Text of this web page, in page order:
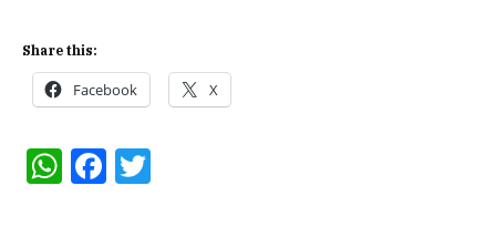
Share this:
Facebook X
WhatsApp
Facebook